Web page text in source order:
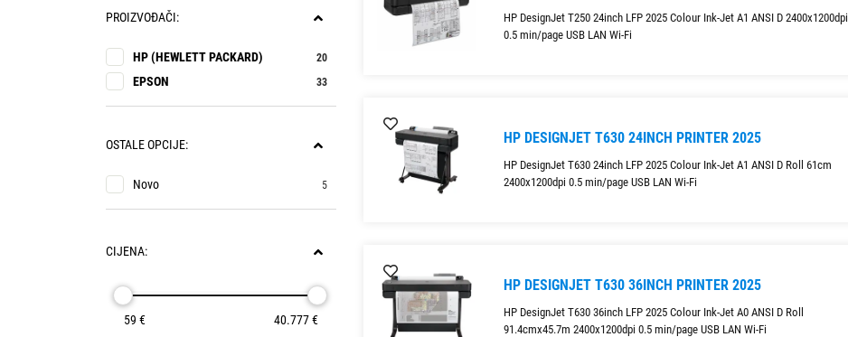
PROIZVOĐAČI:
HP (HEWLETT PACKARD) 20
EPSON 33
OSTALE OPCIJE:
Novo 5
CIJENA:
59 € 40.777 €
HP DesignJet T250 24inch LFP 2025 Colour Ink-Jet A1 ANSI D 2400x1200dpi
0.5 min/page USB LAN Wi-Fi
HP DESIGNJET T630 24INCH PRINTER 2025
HP DesignJet T630 24inch LFP 2025 Colour Ink-Jet A1 ANSI D Roll 61cm
2400x1200dpi 0.5 min/page USB LAN Wi-Fi
HP DESIGNJET T630 36INCH PRINTER 2025
HP DesignJet T630 36inch LFP 2025 Colour Ink-Jet A0 ANSI D Roll
91.4cmx45.7m 2400x1200dpi 0.5 min/page USB LAN Wi-Fi